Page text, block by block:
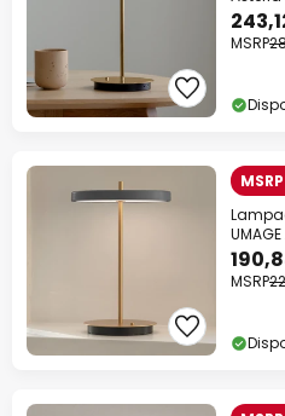
MSRP
31 cm
MSRP